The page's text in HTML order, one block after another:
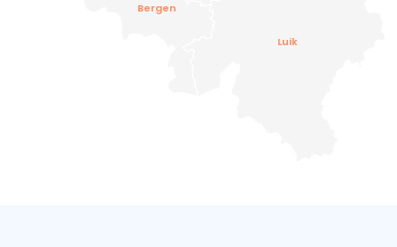
Bergen
Luik